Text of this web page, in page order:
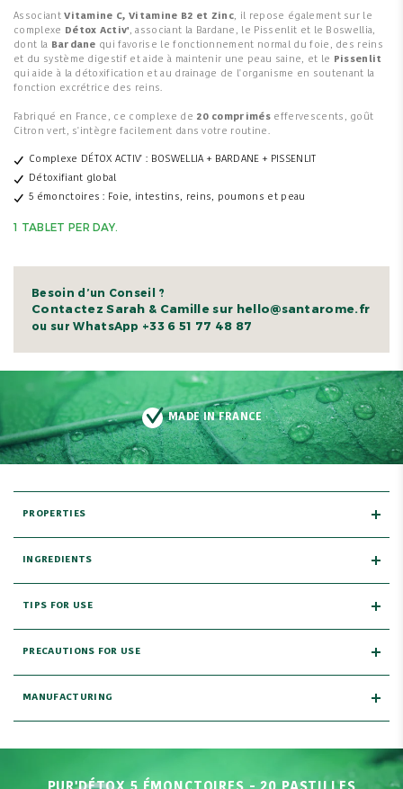
AssociantVitamine C, Vitamine B2 et Zinc, il repose également sur le
complexe
Détox Activ', associant la Bardane, le Pissenlit et le Boswellia,
dont la Bardane qui favorise le fonctionnement normal du foie, des reins
et du système digestif et aide à maintenir une peau saine, et le
Pissenlit
qui aide à la détoxification et au drainage de l'organisme en soutenant la
fonction excrétrice des reins.
Fabriqué en France, ce complexe de 20 comprimés effervescents, goût
Citron vert, s'intègre facilement dans votre routine.
Complexe DÉTOX ACTIV' : BOSWELLIA + BARDANE + PISSENLIT
Détoxifiant global
5 émonctoires : Foie, intestins, reins, poumons et peau
1 TABLET PER DAY.
Besoin d’un Conseil ?
Contactez Sarah & Camille sur hello@santarome.fr
ou sur WhatsApp +33 6 51 77 48 87
MADE IN FRANCE
PROPERTIES
INGREDIENTS
TIPS FOR USE
PRECAUTIONS FOR USE
MANUFACTURING